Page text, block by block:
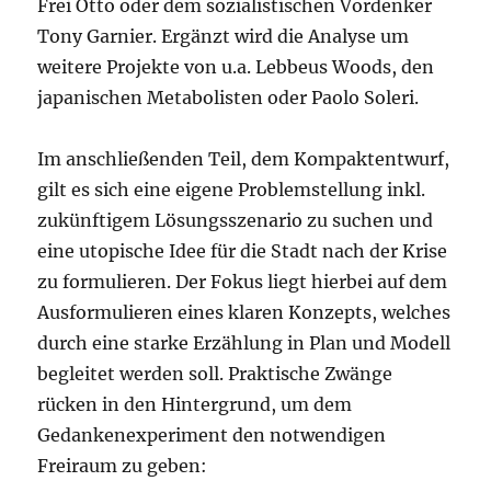
Frei Otto oder dem sozialistischen Vordenker
Tony Garnier. Ergänzt wird die Analyse um
weitere Projekte von u.a. Lebbeus Woods, den
japanischen Metabolisten oder Paolo Soleri.
Im anschließenden Teil, dem Kompaktentwurf,
gilt es sich eine eigene Problemstellung inkl.
zukünftigem Lösungsszenario zu suchen und
eine utopische Idee für die Stadt nach der Krise
zu formulieren. Der Fokus liegt hierbei auf dem
Ausformulieren eines klaren Konzepts, welches
durch eine starke Erzählung in Plan und Modell
begleitet werden soll. Praktische Zwänge
rücken in den Hintergrund, um dem
Gedankenexperiment den notwendigen
Freiraum zu geben: